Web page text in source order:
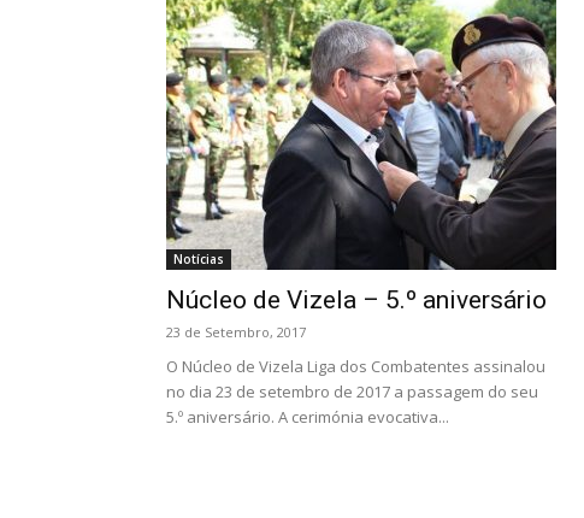
Notícias
Núcleo de Vizela – 5.º aniversário
23 de Setembro, 2017
O Núcleo de Vizela Liga dos Combatentes assinalou
no dia 23 de setembro de 2017 a passagem do seu
5.º aniversário. A cerimónia evocativa...